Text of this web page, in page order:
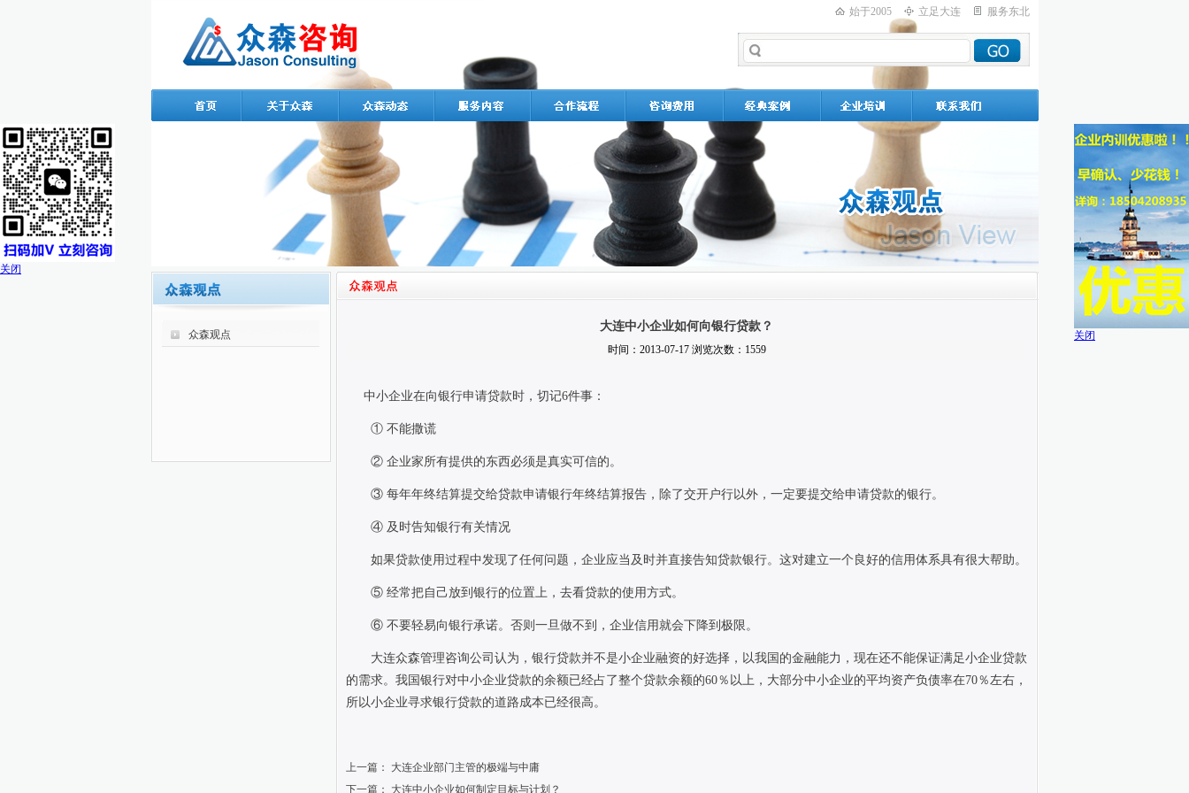
始于2005 立足大连 服务东北
众森观点
大连中小企业如何向银行贷款？
时间：2013-07-17 浏览次数：1559
中小企业在向银行申请贷款时，切记6件事：
① 不能撒谎
② 企业家所有提供的东西必须是真实可信的。
③ 每年年终结算提交给贷款申请银行年终结算报告，除了交开户行以外，一定要提交给申请贷款的银行。
④ 及时告知银行有关情况
如果贷款使用过程中发现了任何问题，企业应当及时并直接告知贷款银行。这对建立一个良好的信用体系具有很大帮助。
⑤ 经常把自己放到银行的位置上，去看贷款的使用方式。
⑥ 不要轻易向银行承诺。否则一旦做不到，企业信用就会下降到极限。
大连众森管理咨询公司认为，银行贷款并不是小企业融资的好选择，以我国的金融能力，现在还不能保证满足小企业贷款
的需求。我国银行对中小企业贷款的余额已经占了整个贷款余额的60％以上，大部分中小企业的平均资产负债率在70％左右，
所以小企业寻求银行贷款的道路成本已经很高。
上一篇： 大连企业部门主管的极端与中庸
下一篇： 大连中小企业如何制定目标与计划？
关闭
关闭